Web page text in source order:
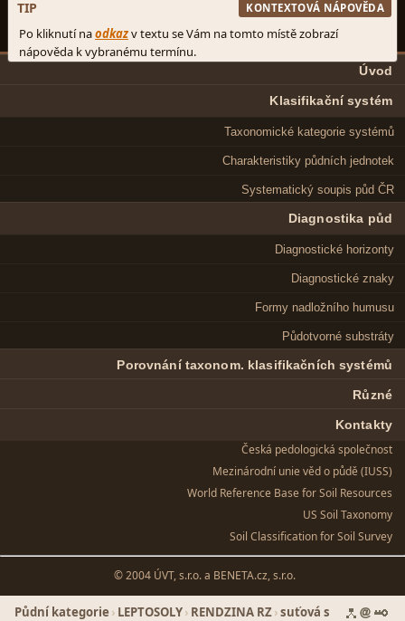
Úvod
Klasifikační systém
Taxonomické kategorie systémů
Charakteristiky půdních jednotek
Systematický soupis půd ČR
Diagnostika půd
Diagnostické horizonty
Diagnostické znaky
Formy nadložního humusu
Půdotvorné substráty
Porovnání taxonom. klasifikačních systémů
Různé
Kontakty
Česká pedologická společnost
Mezinárodní unie věd o půdě (IUSS)
World Reference Base for Soil Resources
US Soil Taxonomy
Soil Classification for Soil Survey
© 2004 ÚVT, s.r.o. a BENETA.cz, s.r.o.
Půdní kategorie› LEPTOSOLY› RENDZINA RZ›suťová s